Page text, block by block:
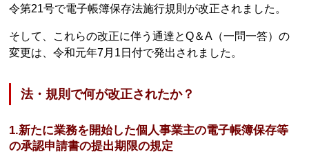
令第21号で電子帳簿保存法施行規則が改正されました。
そして、これらの改正に伴う通達とQ＆A（一問一答）の
変更は、令和元年7月1日付で発出されました。
法・規則で何が改正されたか？
1.新たに業務を開始した個人事業主の電子帳簿保存等
の承認申請書の提出期限の規定